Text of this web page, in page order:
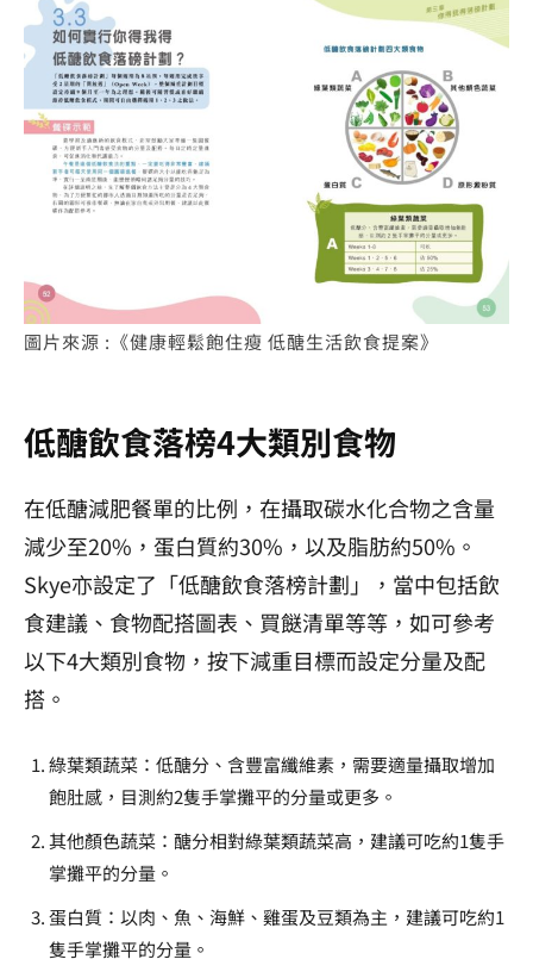
圖片來源 :《健康輕鬆飽住瘦 低醣生活飲食提案》
低醣飲食落榜4大類別食物
在低醣減肥餐單的比例，在攝取碳水化合物之含量
減少至20%，蛋白質約30%，以及脂肪約50%。
Skye亦設定了「低醣飲食落榜計劃」，當中包括飲
食建議、食物配搭圖表、買餸清單等等，如可參考
以下4大類別食物，按下減重目標而設定分量及配
搭。
綠葉類蔬菜：低醣分、含豐富纖維素，需要適量攝取增加
飽肚感，目測約2隻手掌攤平的分量或更多。
其他顏色蔬菜：醣分相對綠葉類蔬菜高，建議可吃約1隻手
掌攤平的分量。
蛋白質：以肉、魚、海鮮、雞蛋及豆類為主，建議可吃約1
隻手掌攤平的分量。